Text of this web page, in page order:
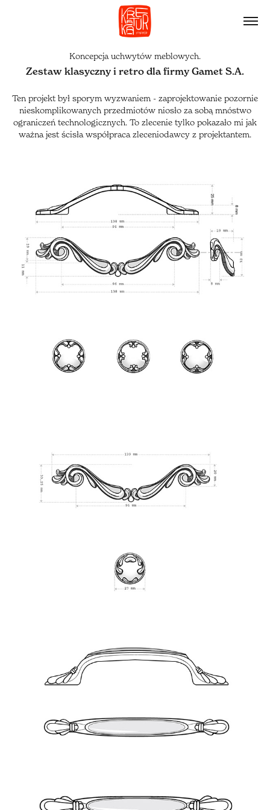
Koncepcja uchwytów meblowych.
Zestaw klasyczny i retro dla firmy Gamet S.A.
Ten projekt był sporym wyzwaniem - zaprojektowanie pozornie
nieskomplikowanych przedmiotów niosło za sobą mnóstwo
ograniczeń technologicznych. To zlecenie tylko pokazało mi jak
ważna jest ścisła współpraca zleceniodawcy z projektantem.